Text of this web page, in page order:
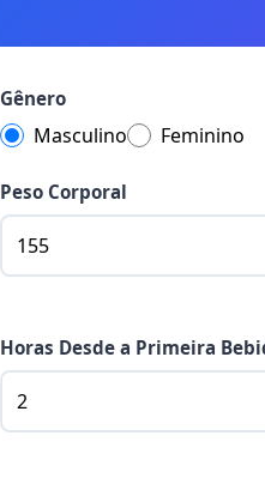
Gênero
Masculino Feminino
Peso Corporal
Horas Desde a Primeira